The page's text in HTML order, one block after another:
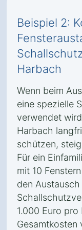
Beispiel 2:
Harbach
Wenn beim
eine spezielle
verwendet
Harbach
schützen,
Für ein
mit 10
den
1.000 Euro
Gesamtkosten